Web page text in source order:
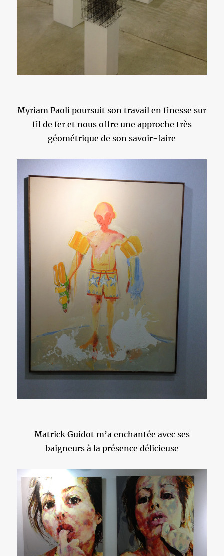
Myriam Paoli poursuit son travail en finesse sur
fil de fer et nous offre une approche très
géométrique de son savoir-faire
Matrick Guidot m’a enchantée avec ses
baigneurs à la présence délicieuse